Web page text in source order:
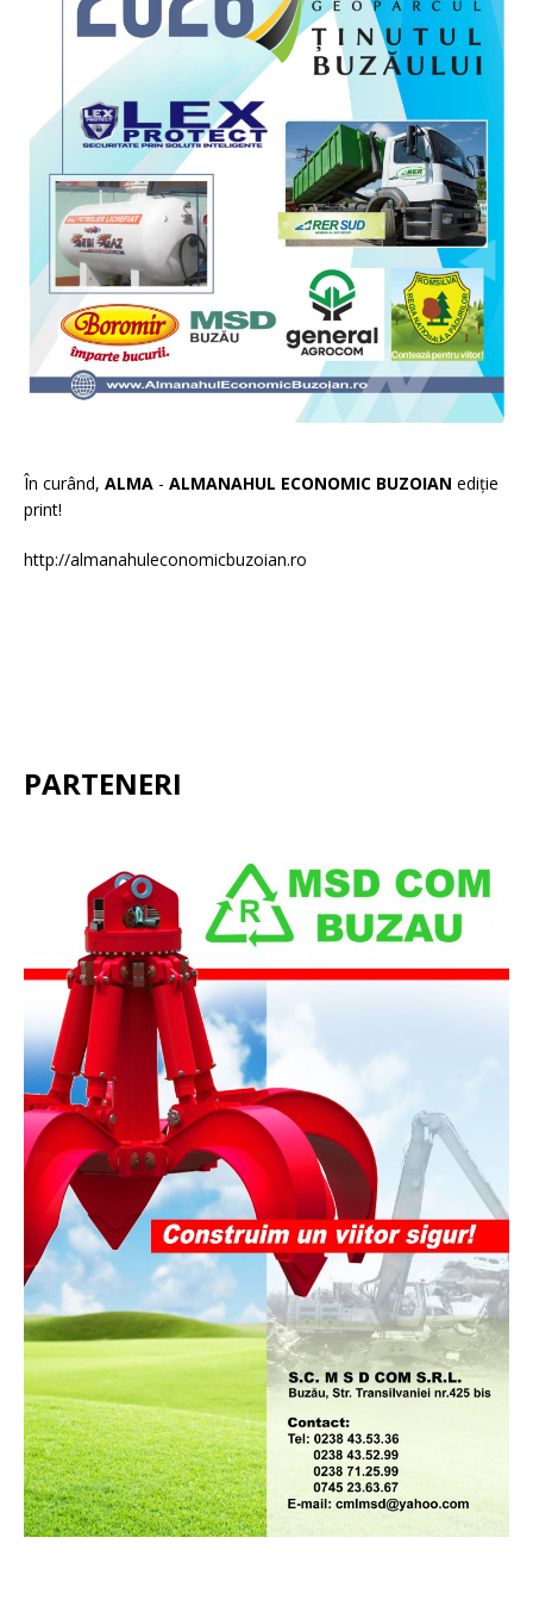
În curând, ALMA - ALMANAHUL ECONOMIC BUZOIAN ediție
print!
http://almanahuleconomicbuzoian.ro
PARTENERI